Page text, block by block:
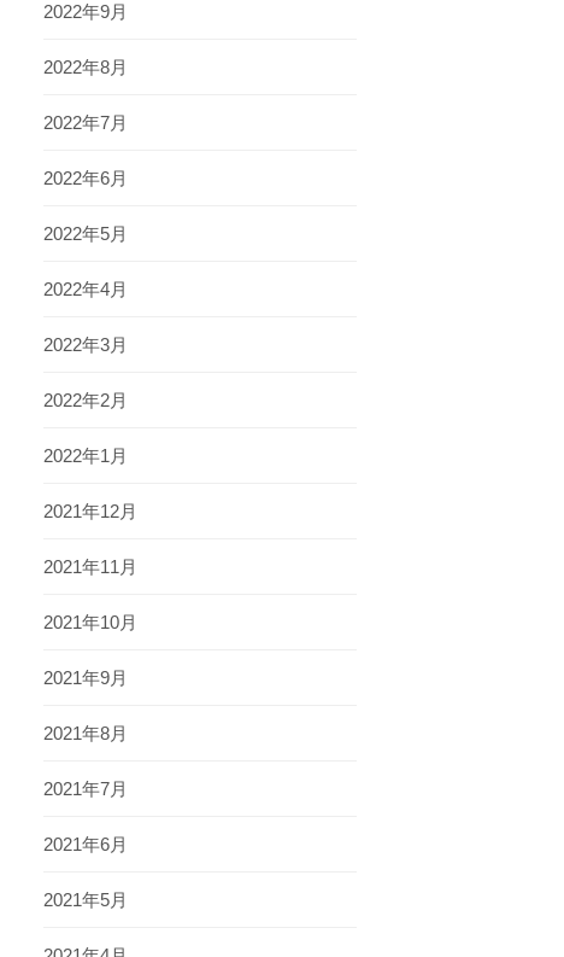
2022年9月
2022年8月
2022年7月
2022年6月
2022年5月
2022年4月
2022年3月
2022年2月
2022年1月
2021年12月
2021年11月
2021年10月
2021年9月
2021年8月
2021年7月
2021年6月
2021年5月